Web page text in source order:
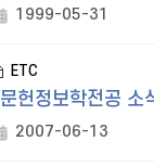
1999-05-31
ETC
[문헌정보학전공
2007-06-13